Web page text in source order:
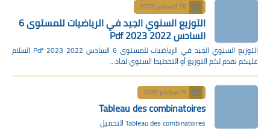
26 أغسطس 2022
التوزيع السنوي الجيد في الرياضيات للمستوى 6
السادس 2022 2023 Pdf
التوزيع السنوي الجيد في الرياضيات للمستوى 6 السادس 2022 2023 Pdf السلام
عليكم نقدم لكم التوزيع أو التخطيط السنوي لماد…
19 سبتمبر 2020
Tableau des combinatoires
Tableau des combinatoires التحميل